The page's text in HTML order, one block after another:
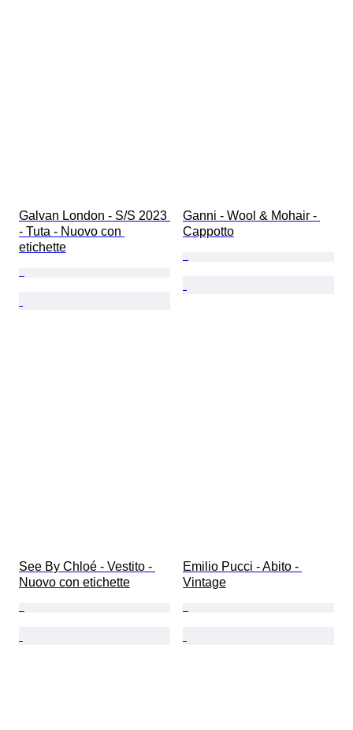
Galvan London - S/S 2023
- Tuta - Nuovo con
etichette
Ganni - Wool & Mohair -
Cappotto
See By Chloé - Vestito -
Nuovo con etichette
Emilio Pucci - Abito -
Vintage